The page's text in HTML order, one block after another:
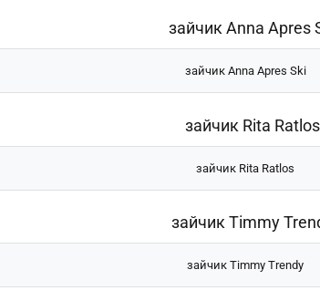
зайчик Anna Apres Ski
зайчик Rita Ratlos
зайчик Timmy Trendy